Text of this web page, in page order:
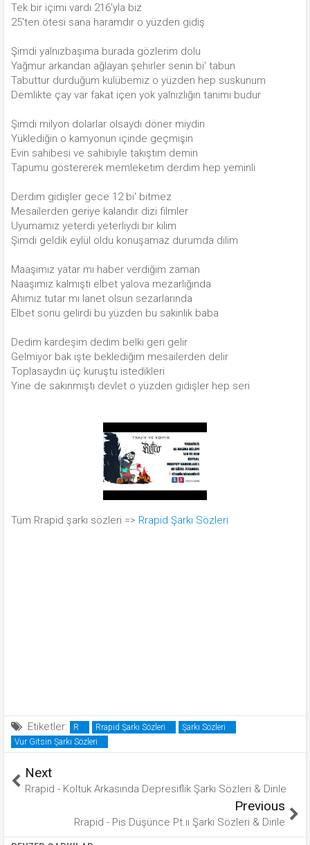
Tek bir içimi vardı 216'yla biz
25'ten ötesi sana haramdır o yüzden gidiş
Şimdi yalnızbaşıma burada gözlerim dolu
Yağmur arkandan ağlayan şehirler senin bi' tabun
Tabuttur durduğum kulübemiz o yüzden hep suskunum
Demlikte çay var fakat içen yok yalnızlığın tanımı budur
Şimdi milyon dolarlar olsaydı döner miydin
Yüklediğin o kamyonun içinde geçmişin
Evin sahibesi ve sahibiyle takıştım demin
Tapumu göstererek memleketim derdim hep yeminli
Derdim gidişler gece 12 bi' bitmez
Mesailerden geriye kalandır dizi filmler
Uyumamız yeterdi yeterliydi bir kilim
Şimdi geldik eylül oldu konuşamaz durumda dilim
Maaşımız yatar mı haber verdiğim zaman
Naaşımız kalmıştı elbet yalova mezarlığında
Ahımız tutar mı lanet olsun sezarlarında
Elbet sonu gelirdi bu yüzden bu sakinlik baba
Dedim kardeşim dedim belki geri gelir
Gelmiyor bak işte beklediğim mesailerden delir
Toplasaydın üç kuruştu istedikleri
Yine de sakınmıştı devlet o yüzden gidişler hep seri
Tüm Rrapid şarkı sözleri => Rrapid Şarkı Sözleri
Etiketler: R Rrapid Şarkı Sözleri
Şarkı Sözleri
Vur Gitsin Şarkı Sözleri
Next
Rrapid - Koltuk Arkasında Depresiflik Şarkı Sözleri & Dinle
Previous
Rrapid - Pis Düşünce Pt.ıı Şarkı Sözleri & Dinle